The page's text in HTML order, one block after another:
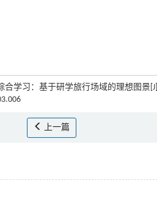
学习：基于研学旅行场域的理想图景
上一篇